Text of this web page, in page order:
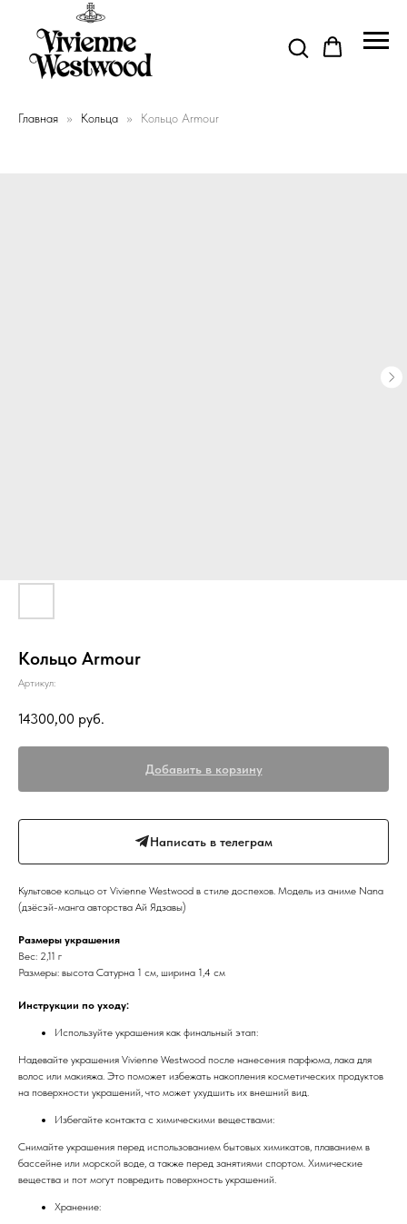
Главная Кольца Кольцо Armour
Кольцо Armour
Артикул:
14300,00 руб.
Добавить в корзину
Написать в телеграм
Культовое кольцо от Vivienne Westwood в стиле доспехов. Модель из аниме Nana
(дзёсэй-манга авторства Ай Ядзавы)
Размеры украшения
Вес: 2,11 г
Размеры: высота Сатурна 1 см, ширина 1,4 см
Инструкции по уходу:
Используйте украшения как финальный этап:
Надевайте украшения Vivienne Westwood после нанесения парфюма, лака для
волос или макияжа. Это поможет избежать накопления косметических продуктов
на поверхности украшений, что может ухудшить их внешний вид.
Избегайте контакта с химическими веществами:
Снимайте украшения перед использованием бытовых химикатов, плаванием в
бассейне или морской воде, а также перед занятиями спортом. Химические
вещества и пот могут повредить поверхность украшений.
Хранение: